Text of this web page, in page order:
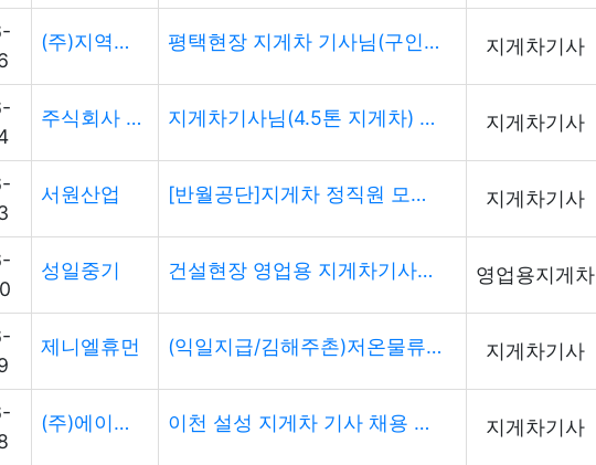
(주)지역장비화물 평택현장 지게차 기사님(구인) 모십니다 지게차기사
주식회사 진청국제물류 지게차기사님(4.5톤 지게차) 구인합니다. 지게차기사
서원산업 [반월공단]지게차 정직원 모집 (경력우대) 지게차기사
성일중기 건설현장 영업용 지게차기사님 모집합니다 영업용지게차
제니엘휴먼 (익일지급/김해주촌)저온물류센터 야간 지게차 AR 채용(입식) 지게차기사
(주)에이드피플 이천 설성 지게차 기사 채용 면접 진행후 즉시근무가능 지게차기사